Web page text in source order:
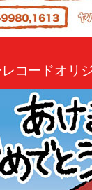
コードオリ